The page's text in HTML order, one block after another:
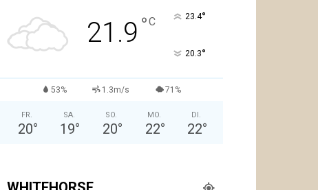
21.9 °C 23.4°
20.3°
53% 1.3m/s 71%
FR.
20°
SA.
19°
SO.
20°
MO.
22°
DI.
22°